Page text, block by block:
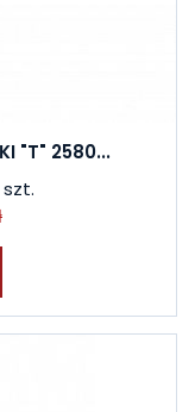
"T" 2580...